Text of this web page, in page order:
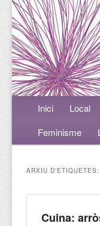
Menú principal
Aneu al
Aneu al
Inici Local
Feminisme
ARXIU
Cuina: